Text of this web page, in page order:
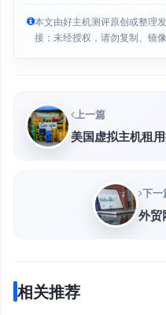
本文由好主机测评原创或整理
接；未经授权，请勿复制、镜
上一篇
美国虚拟主机租
下一
外贸
相关推荐